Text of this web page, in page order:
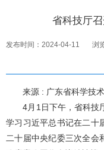
省科技厅
发布时间：2024-04-11 浏
来源 : 广东省科学技
4月1日下午，省科技厅
学习习近平总书记在二十
二十届中央纪委三次全会